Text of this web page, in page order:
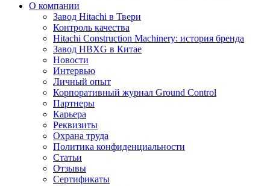
О компании
Завод Hitachi в Твери
Контроль качества
Hitachi Construction Machinery: история бренда
Завод HBXG в Китае
Новости
Интервью
Личный опыт
Корпоративный журнал Ground Control
Партнеры
Карьера
Реквизиты
Охрана труда
Политика конфиденциальности
Статьи
Отзывы
Сертификаты